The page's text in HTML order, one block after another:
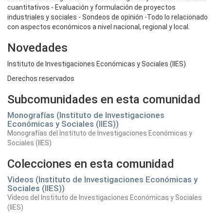
cuantitativos - Evaluación y formulación de proyectos
industriales y sociales - Sondeos de opinión -Todo lo relacionado
con aspectos económicos a nivel nacional, regional y local.
Novedades
Instituto de Investigaciones Económicas y Sociales (IIES)
Derechos reservados
Subcomunidades en esta comunidad
Monografías (Instituto de Investigaciones
Económicas y Sociales (IIES))
Monografías del Instituto de Investigaciones Económicas y
Sociales (IIES)
Colecciones en esta comunidad
Videos (Instituto de Investigaciones Económicas y
Sociales (IIES))
Videos del Instituto de Investigaciones Económicas y Sociales
(IIES)